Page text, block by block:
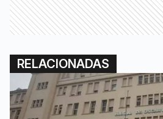
RELACIONADAS